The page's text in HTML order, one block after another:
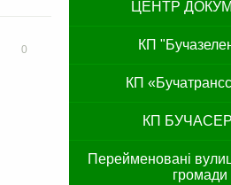
0
ЦЕНТР
КП
КП
КП
Перейменовані
громади